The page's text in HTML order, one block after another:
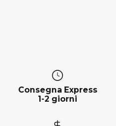
Consegna Express
1-2 giorni